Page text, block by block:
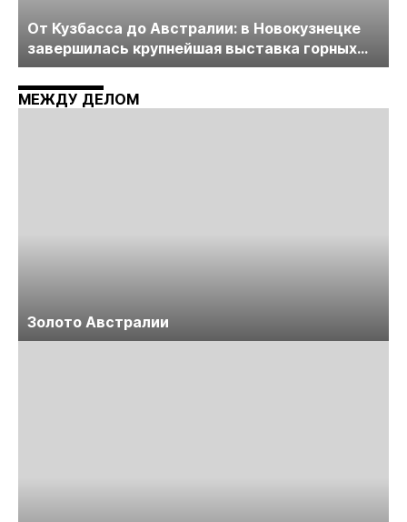
От Кузбасса до Австралии: в Новокузнецке
завершилась крупнейшая выставка горных
технологий «Недра России. Уголь России и
Майнинг»
МЕЖДУ ДЕЛОМ
Золото Австралии